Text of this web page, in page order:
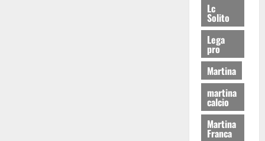
Lc
Solito
Lega
pro
Martina
martina
calcio
Martina
Franca